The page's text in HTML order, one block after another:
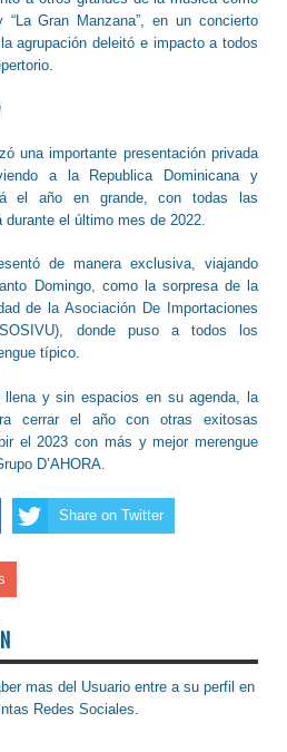
“La Gran Manzana”, en un concierto
agrupación deleitó e impacto a todos
una importante presentación privada
a la Republica Dominicana y
el año en grande, con todas las
el último mes de 2022.
de manera exclusiva, viajando
Domingo, como la sorpresa de la
de la Asociación De Importaciones
donde puso a todos los
típico.
llena y sin espacios en su agenda, la
cerrar el año con otras exitosas
el 2023 con más y mejor merengue
D’AHORA.
Share on Twitter
mas del Usuario entre a su perfil en
Redes Sociales.